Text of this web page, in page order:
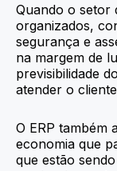
Quando o setor
organizados,
segurança e
na margem de
previsibilidade
atender o
O ERP também
economia que
que estão